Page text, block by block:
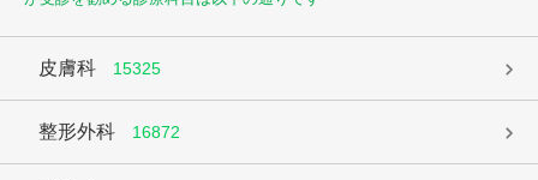
皮膚科 15325
整形外科 16872